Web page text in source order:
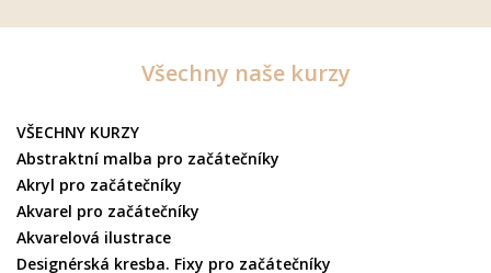
Všechny naše kurzy
VŠECHNY KURZY
Abstraktní malba pro začátečníky
Akryl pro začátečníky
Akvarel pro začátečníky
Akvarelová ilustrace
Designérská kresba. Fixy pro začátečníky